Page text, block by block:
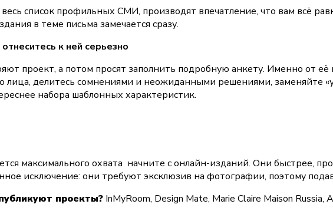
список профильных СМИ, производят впечатление, что вам всё
в теме письма замечается сразу.
к ней серьезно
проект, а потом просят заполнить подробную анкету. Именно от её
лица, делитесь сомнениями и неожиданными решениями,
набора шаблонных характеристик.
максимального охвата  начните с онлайн-изданий. Они быстрее,
исключение: они требуют эксклюзив на фотографии, поэтому
проекты? InMyRoom, Design Mate, Marie Claire Maison Russia,